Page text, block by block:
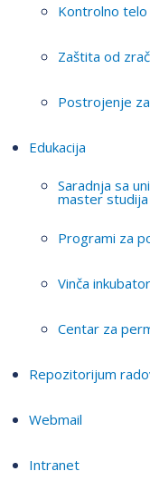
Kontrolno telo
Zaštita od
Postrojenje
Edukacija
Saradnja sa
master studija
Programi za
Vinča inkubator
Centar za
Repozitorijum
Webmail
Intranet